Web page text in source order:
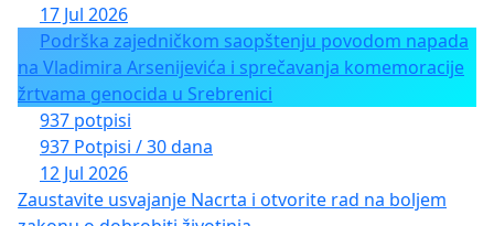
17 Jul 2026
Podrška zajedničkom saopštenju povodom napada
na Vladimira Arsenijevića i sprečavanja komemoracije
žrtvama genocida u Srebrenici
937 potpisi
937 Potpisi / 30 dana
12 Jul 2026
Zaustavite usvajanje Nacrta i otvorite rad na boljem